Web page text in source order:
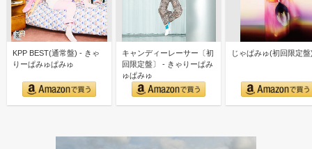
KPP BEST(通常盤) - きゃ
りーぱみゅぱみゅ
キャンディーレーサー〔初
回限定盤〕 - きゃりーぱみ
ゅぱみゅ
じゃぱみゅ(初回限定盤